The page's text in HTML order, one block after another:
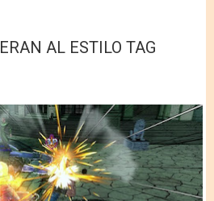
AL ESTILO TAG